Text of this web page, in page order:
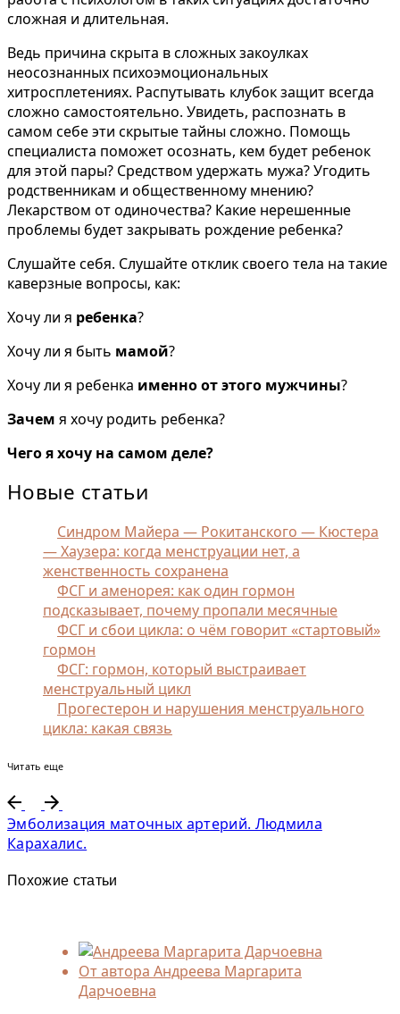
сложная и длительная.
Ведь причина скрыта в сложных закоулках
неосознанных психоэмоциональных
хитросплетениях. Распутывать клубок защит всегда
сложно самостоятельно. Увидеть, распознать в
самом себе эти скрытые тайны сложно. Помощь
специалиста поможет осознать, кем будет ребенок
для этой пары? Средством удержать мужа? Угодить
родственникам и общественному мнению?
Лекарством от одиночества? Какие нерешенные
проблемы будет закрывать рождение ребенка?
Слушайте себя. Слушайте отклик своего тела на такие
каверзные вопросы, как:
Хочу ли я ребенка?
Хочу ли я быть мамой?
Хочу ли я ребенка именно от этого мужчины?
Зачем я хочу родить ребенка?
Чего я хочу на самом деле?
Новые статьи
Синдром Майера — Рокитанского — Кюстера
— Хаузера: когда менструации нет, а
женственность сохранена
ФСГ и аменорея: как один гормон
подсказывает, почему пропали месячные
ФСГ и сбои цикла: о чём говорит «стартовый»
гормон
ФСГ: гормон, который выстраивает
менструальный цикл
Прогестерон и нарушения менструального
цикла: какая связь
Читать еще
Эмболизация маточных артерий. Людмила
Карахалис.
Похожие статьи
От автора Андреева Маргарита
Дарчоевна